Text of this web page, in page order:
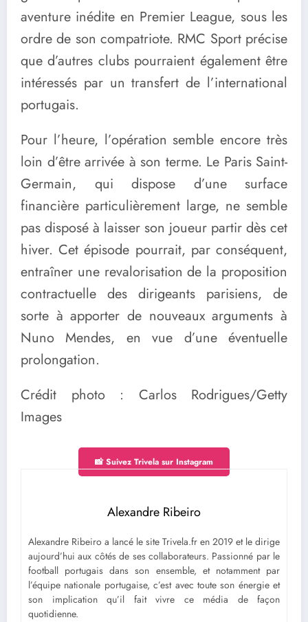
aventure inédite en Premier League, sous les
ordre de son compatriote. RMC Sport précise
que d’autres clubs pourraient également être
intéressés par un transfert de l’international
portugais.
Pour l’heure, l’opération semble encore très
loin d’être arrivée à son terme. Le Paris Saint-
Germain, qui dispose d’une surface
financière particulièrement large, ne semble
pas disposé à laisser son joueur partir dès cet
hiver. Cet épisode pourrait, par conséquent,
entraîner une revalorisation de la proposition
contractuelle des dirigeants parisiens, de
sorte à apporter de nouveaux arguments à
Nuno Mendes, en vue d’une éventuelle
prolongation.
Crédit photo : Carlos Rodrigues/Getty
Images
📸 Suivez Trivela sur Instagram
Alexandre Ribeiro
Alexandre Ribeiro a lancé le site Trivela.fr en 2019 et le dirige
aujourd’hui aux côtés de ses collaborateurs. Passionné par le
football portugais dans son ensemble, et notamment par
l’équipe nationale portugaise, c’est avec toute son énergie et
son implication qu’il fait vivre ce média de façon
quotidienne.